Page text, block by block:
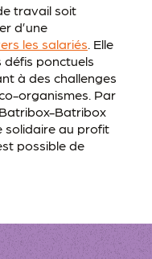
travail soit
d’une
les salariés. Elle
défis ponctuels
à des challenges
organismes. Par
Batribox
solidaire au profit
possible de